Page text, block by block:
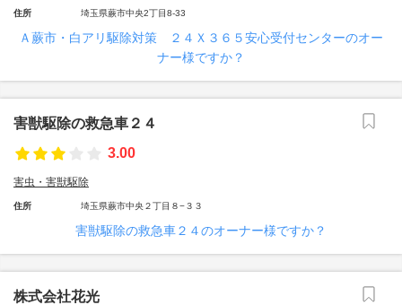
住所 埼玉県蕨市中央2丁目8-33
Ａ蕨市・白アリ駆除対策 ２４Ｘ３６５安心受付センターのオー
ナー様ですか？
害獣駆除の救急車２４
3.00
害虫・害獣駆除
住所 埼玉県蕨市中央２丁目８−３３
害獣駆除の救急車２４のオーナー様ですか？
株式会社花光